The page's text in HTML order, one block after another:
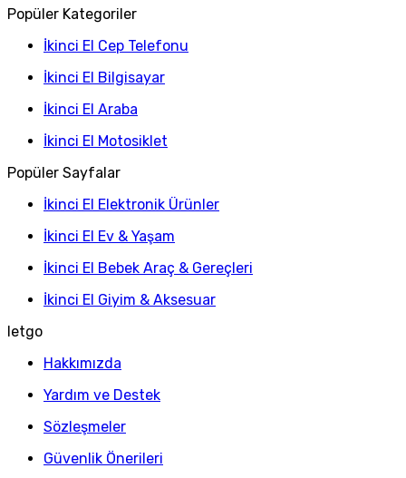
Popüler Kategoriler
İkinci El Cep Telefonu
İkinci El Bilgisayar
İkinci El Araba
İkinci El Motosiklet
Popüler Sayfalar
İkinci El Elektronik Ürünler
İkinci El Ev & Yaşam
İkinci El Bebek Araç & Gereçleri
İkinci El Giyim & Aksesuar
letgo
Hakkımızda
Yardım ve Destek
Sözleşmeler
Güvenlik Önerileri